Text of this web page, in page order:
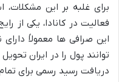
برای غلبه بر این مشکلات،
فعالیت در کانادا، یکی از
این صرافی ها معمولاً
توانند پول را در ایران
دریافت رسید رسمی برای